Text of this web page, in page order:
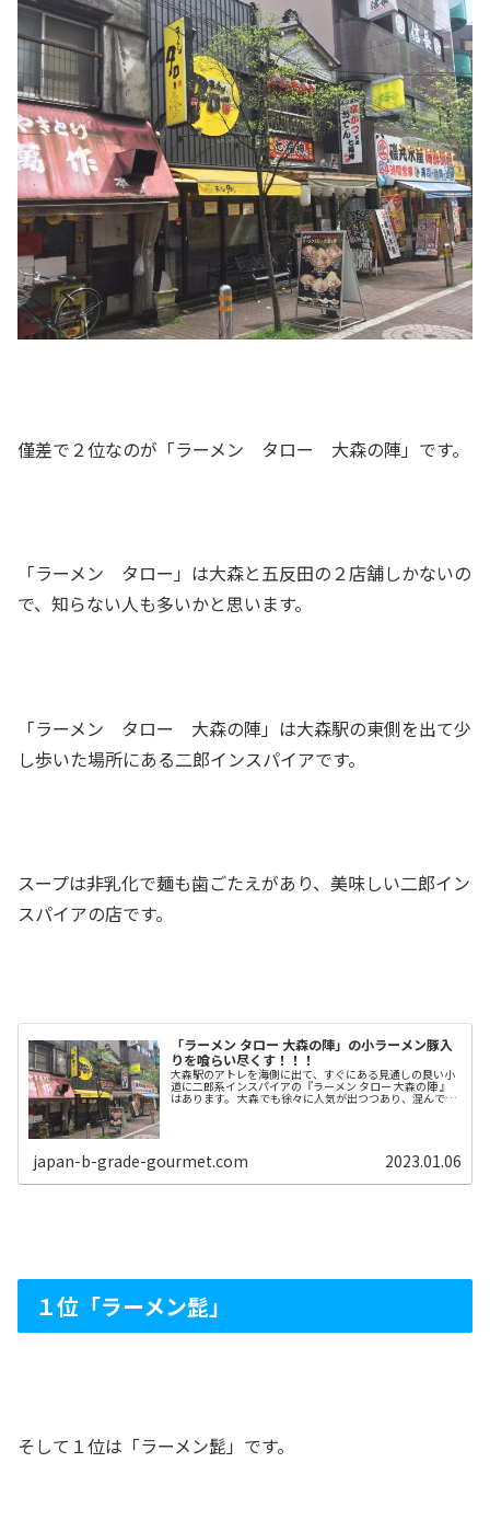
僅差で２位なのが「ラーメン タロー 大森の陣」です。
「ラーメン タロー」は大森と五反田の２店舗しかないの
で、知らない人も多いかと思います。
「ラーメン タロー 大森の陣」は大森駅の東側を出て少
し歩いた場所にある二郎インスパイアです。
スープは非乳化で麺も歯ごたえがあり、美味しい二郎イン
スパイアの店です。
「ラーメン タロー 大森の陣」の小ラーメン豚入
りを喰らい尽くす！！！
大森駅のアトレを海側に出て、すぐにある見通しの良い小
道に二郎系インスパイアの『ラーメン タロー 大森の陣 』
はあります。 大森でも徐々に人気が出つつあり、混んでい
japan-b-grade-gourmet.com 2023.01.06
１位「ラーメン髭」
そして１位は「ラーメン髭」です。